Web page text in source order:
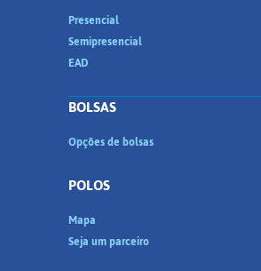
Presencial
Semipresencial
EAD
BOLSAS
Opções de bolsas
POLOS
Mapa
Seja um parceiro